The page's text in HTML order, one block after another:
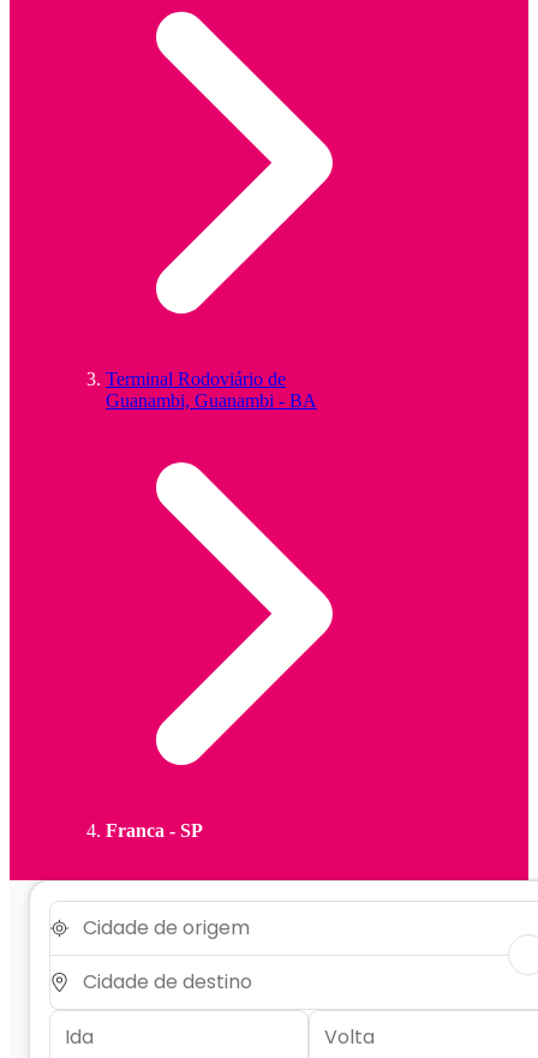
Terminal Rodoviário de
Guanambi, Guanambi - BA
Franca - SP